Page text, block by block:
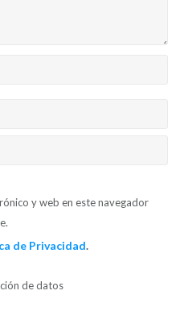
y web en este navegador
de Privacidad.
de datos